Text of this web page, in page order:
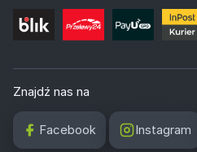
Znajdź nas na
Facebook Instagram